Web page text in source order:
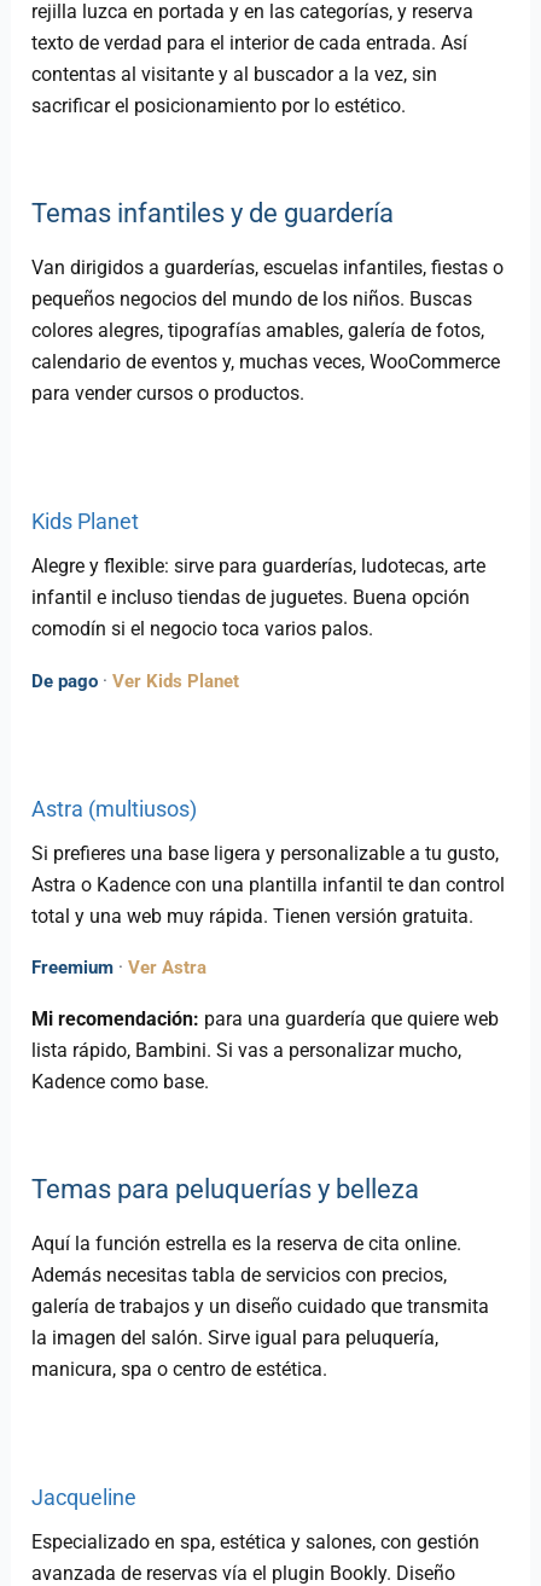
rejilla luzca en portada y en las categorías, y reserva
texto de verdad para el interior de cada entrada. Así
contentas al visitante y al buscador a la vez, sin
sacrificar el posicionamiento por lo estético.
Temas infantiles y de guardería
Van dirigidos a guarderías, escuelas infantiles, fiestas o
pequeños negocios del mundo de los niños. Buscas
colores alegres, tipografías amables, galería de fotos,
calendario de eventos y, muchas veces, WooCommerce
para vender cursos o productos.
Kids Planet
Alegre y flexible: sirve para guarderías, ludotecas, arte
infantil e incluso tiendas de juguetes. Buena opción
comodín si el negocio toca varios palos.
De pago ·Ver Kids Planet
Astra (multiusos)
Si prefieres una base ligera y personalizable a tu gusto,
Astra o Kadence con una plantilla infantil te dan control
total y una web muy rápida. Tienen versión gratuita.
Freemium ·Ver Astra
Mi recomendación: para una guardería que quiere web
lista rápido, Bambini. Si vas a personalizar mucho,
Kadence como base.
Temas para peluquerías y belleza
Aquí la función estrella es la reserva de cita online.
Además necesitas tabla de servicios con precios,
galería de trabajos y un diseño cuidado que transmita
la imagen del salón. Sirve igual para peluquería,
manicura, spa o centro de estética.
Jacqueline
Especializado en spa, estética y salones, con gestión
avanzada de reservas vía el plugin Bookly. Diseño